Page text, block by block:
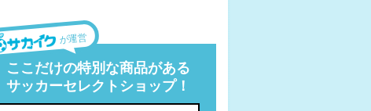
が運営
ここだけの特別な商品がある
サッカーセレクトショップ！